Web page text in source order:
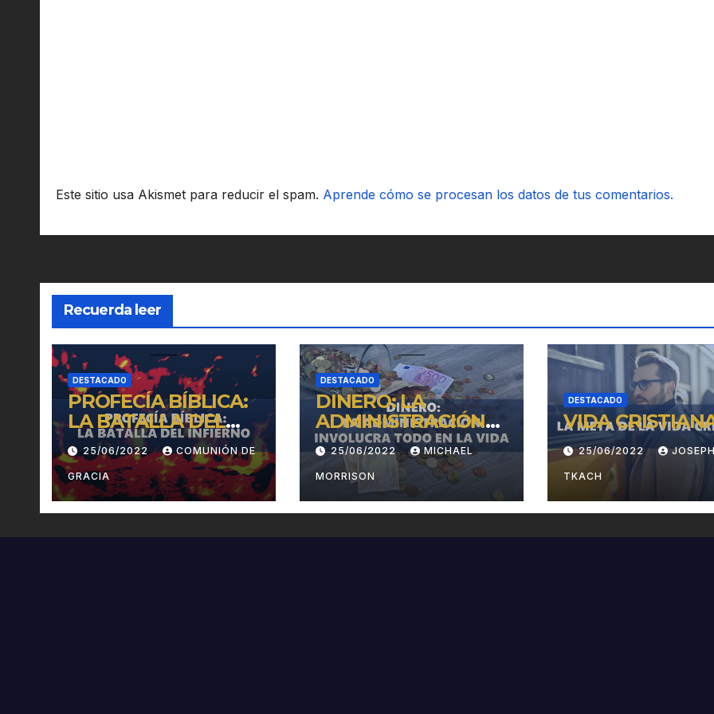
Este sitio usa Akismet para reducir el spam. Aprende cómo se procesan los datos de tus comentarios.
Recuerda leer
DESTACADO
PROFECÍA BÍBLICA:
LA BATALLA DEL
INFIERNO
25/06/2022 COMUNIÓN DE
GRACIA
DESTACADO
DINERO: LA
ADMINISTRACIÓN
INVOLUCRA TODO
EN LA VIDA
25/06/2022 MICHAEL
MORRISON
DESTACADO
VIDA
25/06/2022
TKACH